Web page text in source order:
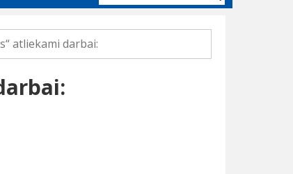
forma
atliekami darbai: